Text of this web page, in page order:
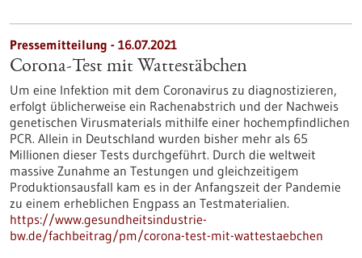
Pressemitteilung - 16.07.2021
Corona-Test mit Wattestäbchen
Um eine Infektion mit dem Coronavirus zu diagnostizieren,
erfolgt üblicherweise ein Rachenabstrich und der Nachweis
genetischen Virusmaterials mithilfe einer hochempfindlichen
PCR. Allein in Deutschland wurden bisher mehr als 65
Millionen dieser Tests durchgeführt. Durch die weltweit
massive Zunahme an Testungen und gleichzeitigem
Produktionsausfall kam es in der Anfangszeit der Pandemie
zu einem erheblichen Engpass an Testmaterialien.
https://www.gesundheitsindustrie-
bw.de/fachbeitrag/pm/corona-test-mit-wattestaebchen